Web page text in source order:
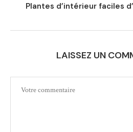
Plantes d’intérieur faciles
LAISSEZ UN